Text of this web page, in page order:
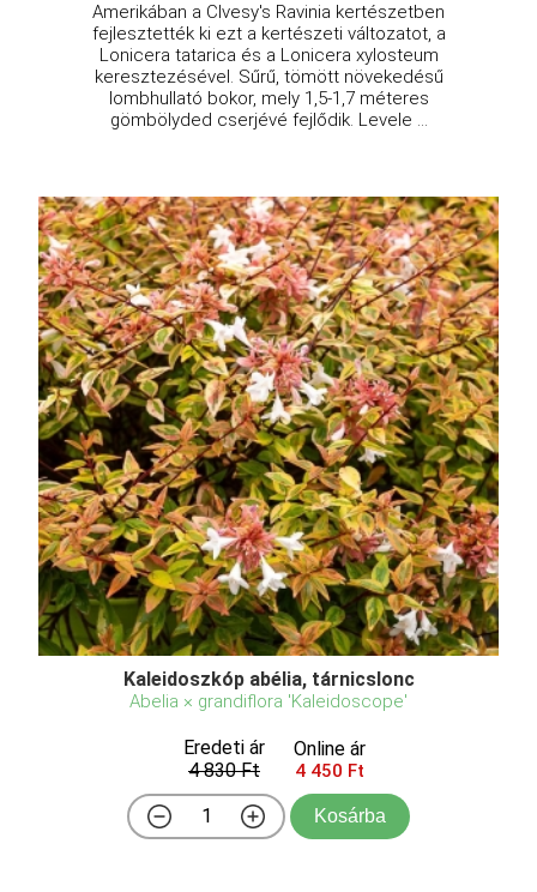
Amerikában a Clvesy's Ravinia kertészetben
fejlesztették ki ezt a kertészeti változatot, a
Lonicera tatarica és a Lonicera xylosteum
keresztezésével. Sűrű, tömött növekedésű
lombhullató bokor, mely 1,5-1,7 méteres
gömbölyded cserjévé fejlődik. Levele ...
Kaleidoszkóp abélia, tárnicslonc
Abelia × grandiflora 'Kaleidoscope'
Eredeti ár
4 830 Ft
Online ár
4 450 Ft
Kosárba